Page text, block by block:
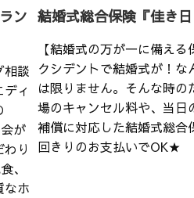
ン
相談
ィ
が
り
、
なホ
結婚式総合保険『佳き
【結婚式の万が一に備え
クシデントで結婚式が！な
は限りません。そんな時の
場のキャンセル料や、当日
補償に対応した結婚式総
回きりのお支払いでOK★